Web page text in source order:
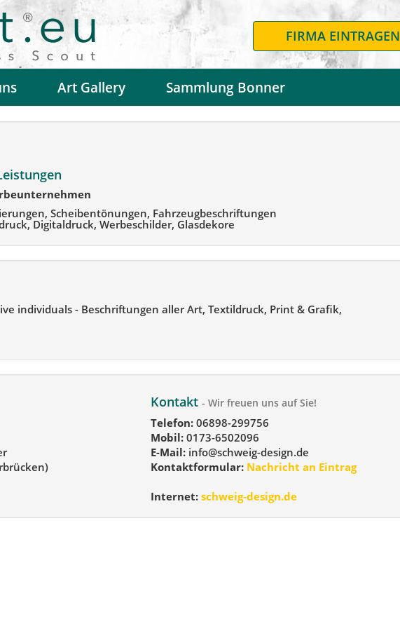
FIRMA EINTRAGEN
Art Gallery Sammlung Bonner
Scheibentönungen, Fahrzeugbeschriftungen
Digitaldruck, Werbeschilder, Glasdekore
individuals - Beschriftungen aller Art, Textildruck, Print & Grafik,
Kontakt - Wir freuen uns auf Sie!
Telefon:06898-299756
Mobil:0173-6502096
E-Mail:info@schweig-design.de
Kontaktformular:Nachricht an Eintrag
Internet: schweig-design.de